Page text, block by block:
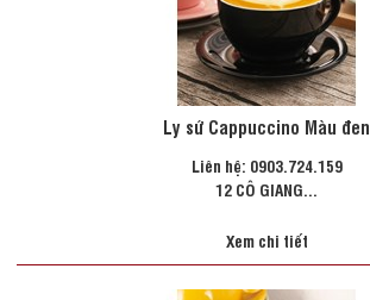
Ly sứ Cappuccino Màu đen
Liên hệ: 0903.724.159
12 CÔ GIANG...
Xem chi tiết